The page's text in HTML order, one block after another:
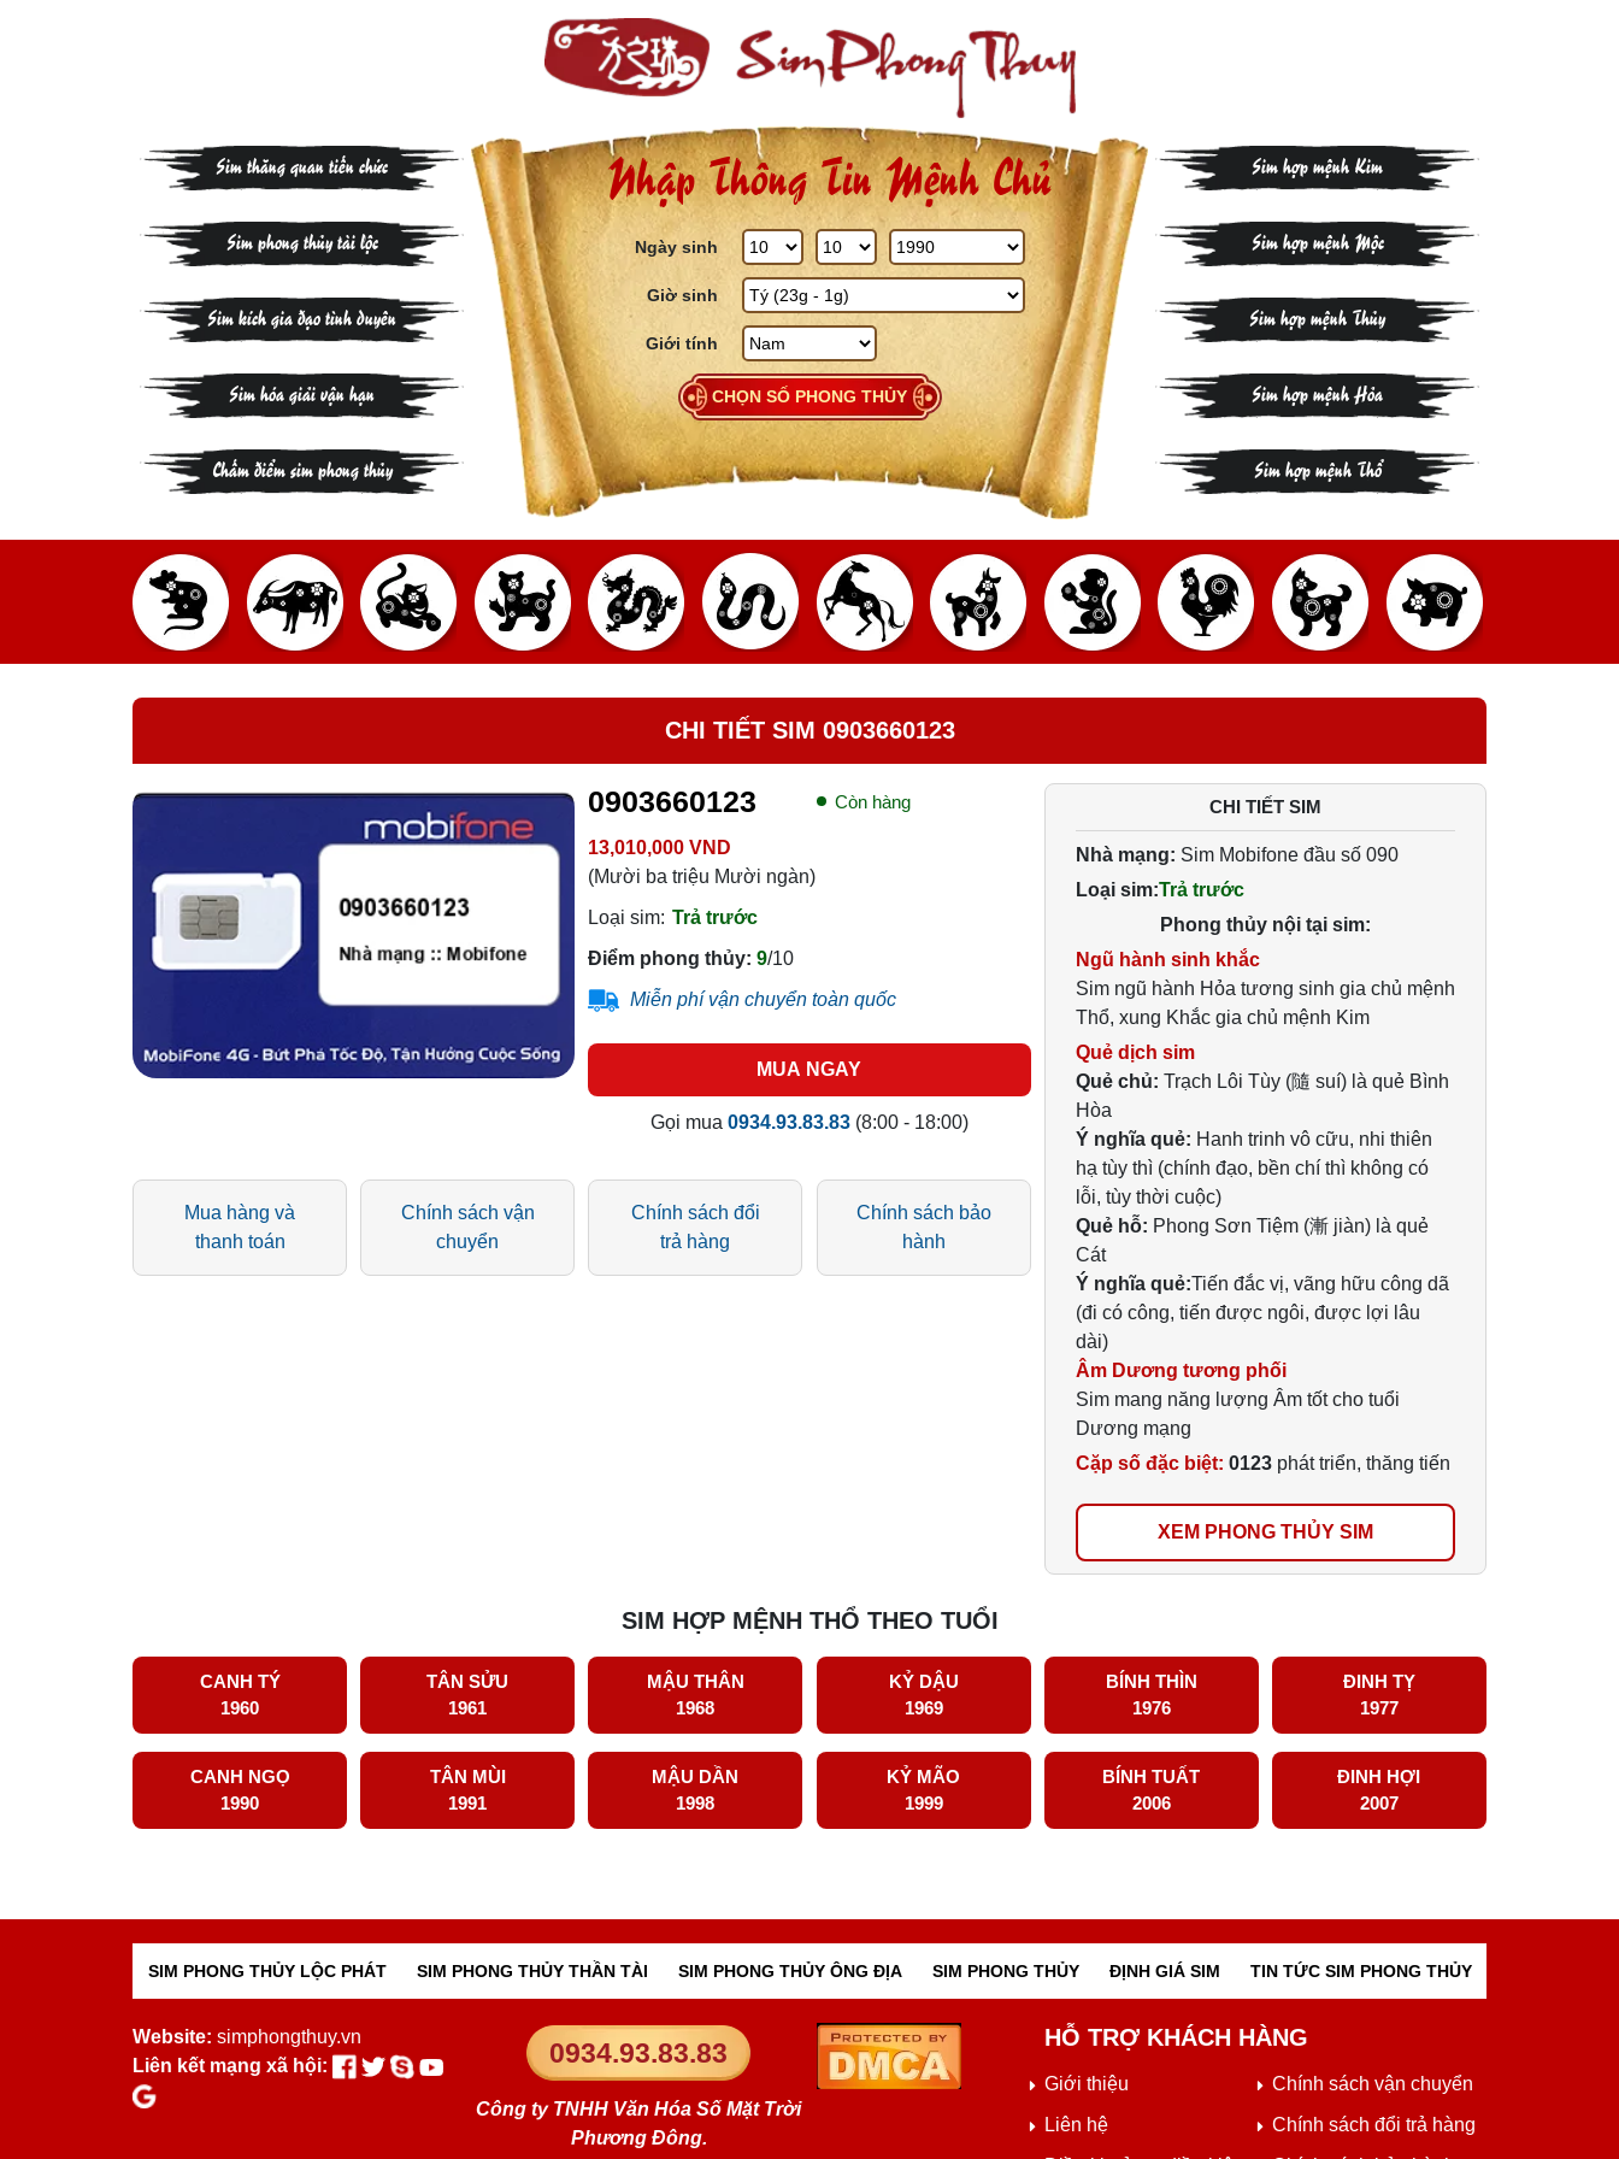
Sim thăng quan tiến chức
Sim phong thủy tài lộc
Sim kích gia đạo tình duyên
Sim hóa giải vận hạn
Chấm điểm sim phong thủy
Nhập Thông Tin Mệnh Chủ
Ngày sinh
Giờ sinh
Giới tính
CHỌN SỐ PHONG THỦY
Sim hợp mệnh Kim
Sim hợp mệnh Mộc
Sim hợp mệnh Thủy
Sim hợp mệnh Hỏa
Sim hợp mệnh Thổ
CHI TIẾT SIM 0903660123
0903660123 Còn hàng
13,010,000 VND
(Mười ba triệu Mười ngàn)
Loại sim: Trả trước
Điểm phong thủy: 9/10
Miễn phí vận chuyển toàn quốc
MUA NGAY
Gọi mua 0934.93.83.83(8:00 - 18:00)
Mua hàng và
thanh toán
Chính sách vận
chuyển
Chính sách đổi
trả hàng
Chính sách bảo
hành
CHI TIẾT SIM
Nhà mạng: Sim Mobifone đầu số 090
Loại sim:Trả trước
Phong thủy nội tại sim:
Ngũ hành sinh khắc
Sim ngũ hành Hỏa tương sinh gia chủ mệnh
Thổ, xung Khắc gia chủ mệnh Kim
Quẻ dịch sim
Quẻ chủ: Trạch Lôi Tùy (隨 suí) là quẻ Bình
Hòa
Ý nghĩa quẻ: Hanh trinh vô cữu, nhi thiên
hạ tùy thì (chính đạo, bền chí thì không có
lỗi, tùy thời cuộc)
Quẻ hỗ: Phong Sơn Tiệm (漸 jiàn) là quẻ
Cát
Ý nghĩa quẻ:Tiến đắc vị, vãng hữu công dã
(đi có công, tiến được ngôi, được lợi lâu
dài)
Âm Dương tương phối
Sim mang năng lượng Âm tốt cho tuổi
Dương mạng
Cặp số đặc biệt: 0123phát triển, thăng tiến
XEM PHONG THỦY SIM
SIM HỢP MỆNH THỔ THEO TUỔI
CANH TÝ
1960
TÂN SỬU
1961
MẬU THÂN
1968
KỶ DẬU
1969
BÍNH THÌN
1976
ĐINH TỴ
1977
CANH NGỌ
1990
TÂN MÙI
1991
MẬU DẦN
1998
KỶ MÃO
1999
BÍNH TUẤT
2006
ĐINH HỢI
2007
SIM PHONG THỦY LỘC PHÁT SIM PHONG THỦY THẦN TÀI SIM PHONG THỦY ÔNG ĐỊA SIM PHONG THỦY ĐỊNH GIÁ SIM TIN TỨC SIM PHONG THỦY
Website: simphongthuy.vn
Liên kết mạng xã hội:
0934.93.83.83
Công ty TNHH Văn Hóa Số Mặt Trời
Phương Đông.
HỖ TRỢ KHÁCH HÀNG
Giới thiệu
Liên hệ
Chính sách vận chuyển
Chính sách đổi trả hàng